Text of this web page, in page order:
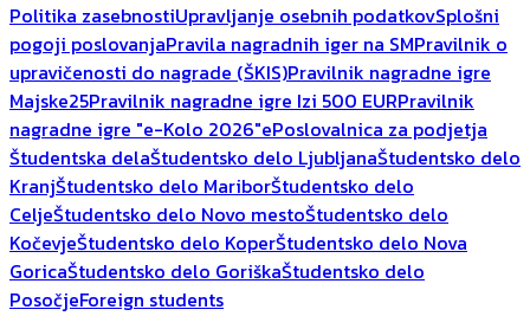
Politika zasebnostiUpravljanje osebnih podatkovSplošni
pogoji poslovanjaPravila nagradnih iger na SMPravilnik o
upravičenosti do nagrade (ŠKIS)Pravilnik nagradne igre
Majske25Pravilnik nagradne igre Izi 500 EURPravilnik
nagradne igre "e-Kolo 2026"ePoslovalnica za podjetja
Študentska delaŠtudentsko delo LjubljanaŠtudentsko delo
KranjŠtudentsko delo MariborŠtudentsko delo
CeljeŠtudentsko delo Novo mestoŠtudentsko delo
KočevjeŠtudentsko delo KoperŠtudentsko delo Nova
GoricaŠtudentsko delo GoriškaŠtudentsko delo
PosočjeForeign students